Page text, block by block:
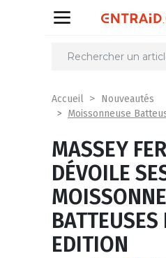
Partager
Accueil
Nouveautés
Moissonneuse
MASSEY
DÉVOILE
BATTEUSES
EDITION